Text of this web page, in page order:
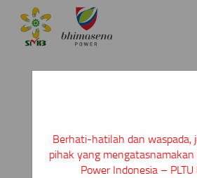
Berhati-hatilah dan waspada,
pihak yang mengatasnamakan
Power Indonesia –